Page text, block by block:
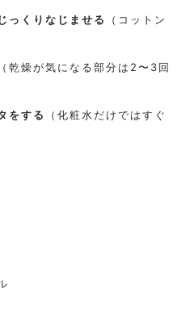
っくりなじませる
（コットン
（乾燥が気になる部分は2〜3回
をする
（化粧水だけではすぐ